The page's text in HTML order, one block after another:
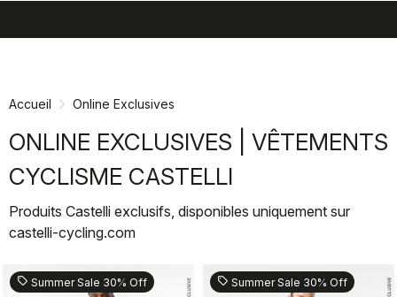
directement
navigation
directement
Accueil Online Exclusives
ONLINE EXCLUSIVES | VÊTEMENTS
CYCLISME CASTELLI
Produits Castelli exclusifs, disponibles uniquement sur
castelli-cycling.com
sell Summer Sale 30% Off sell Summer Sale 30% Off